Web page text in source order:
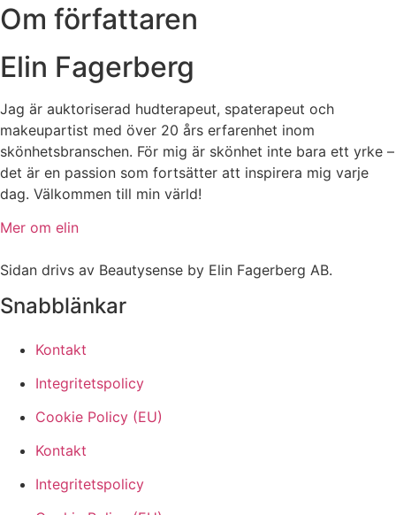
Om författaren
Elin Fagerberg
Jag är auktoriserad hudterapeut, spaterapeut och
makeupartist med över 20 års erfarenhet inom
skönhetsbranschen. För mig är skönhet inte bara ett yrke –
det är en passion som fortsätter att inspirera mig varje
dag. Välkommen till min värld!
Mer om elin
Sidan drivs av Beautysense by Elin Fagerberg AB.
Snabblänkar
Kontakt
Integritetspolicy
Cookie Policy (EU)
Kontakt
Integritetspolicy